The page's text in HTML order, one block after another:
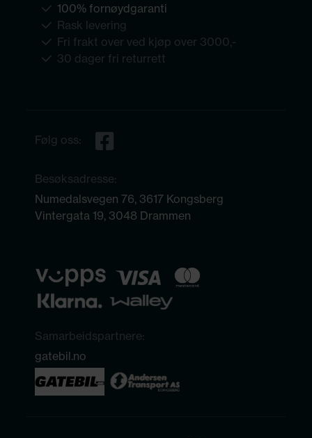
100% fornøydgaranti
Rask levering
Fri frakt over ved kjøp over 3000,-
30 dager fri returrett
Følg oss:
Besøksadresse:
Numedalsvegen 76, 3617 Kongsberg
Vintergata 19, 3048 Drammen
Samarbeidspartnere:
gatebil.no